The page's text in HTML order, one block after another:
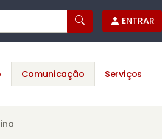
ENTRAR
Comunicação Serviços